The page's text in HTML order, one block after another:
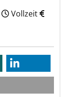
Vollzeit